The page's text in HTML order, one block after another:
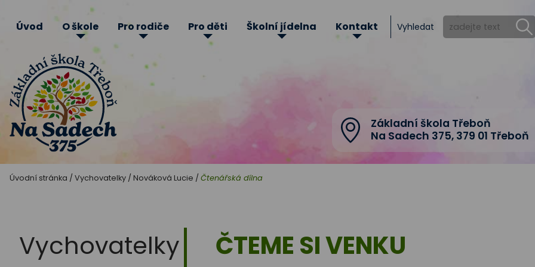
Základní
Třeboň
Základní škola Třeboň
Na Sadech 375,379 01 Třeboň
Úvod O škole Pro rodiče Pro děti Školní jídelna Kontakt Vyhledat
Úvodní stránka / Vychovatelky / Nováková Lucie / Čtenářská dílna
ČTEME SI VENKU
Vychovatelky